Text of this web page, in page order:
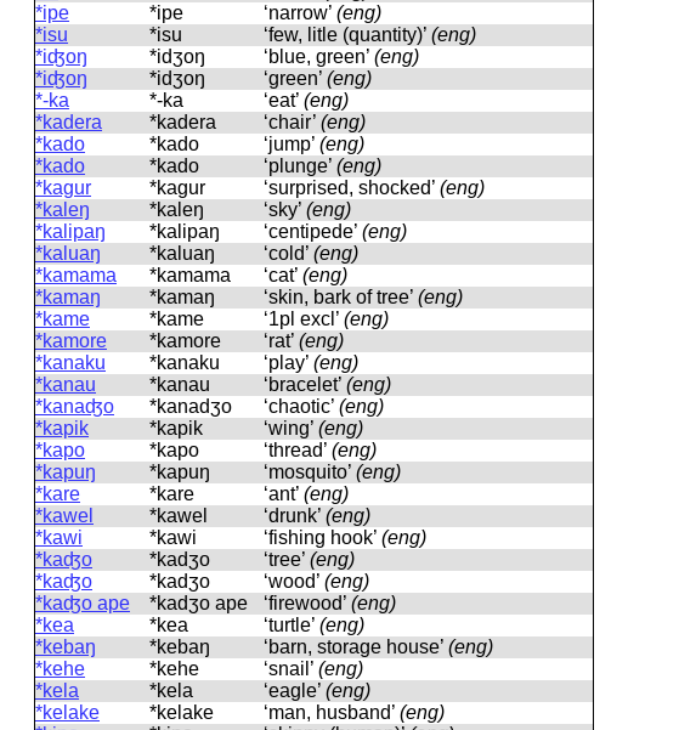
*ipe
*ipe ‘narrow’ (eng)
*isu
*isu ‘few, litle (quantity)’ (eng)
*iʤoŋ
*idʒoŋ ‘blue, green’ (eng)
*iʤoŋ
*idʒoŋ ‘green’ (eng)
*-ka
*-ka ‘eat’ (eng)
*kadera
*kadera ‘chair’ (eng)
*kado
*kado ‘jump’ (eng)
*kado
*kado ‘plunge’ (eng)
*kaɡur
*kaɡur ‘surprised, shocked’ (eng)
*kaleŋ
*kaleŋ ‘sky’ (eng)
*kalipaŋ
*kalipaŋ ‘centipede’ (eng)
*kaluaŋ
*kaluaŋ ‘cold’ (eng)
*kamama
*kamama ‘cat’ (eng)
*kamaŋ
*kamaŋ ‘skin, bark of tree’ (eng)
*kame
*kame ‘1pl excl’ (eng)
*kamore
*kamore ‘rat’ (eng)
*kanaku
*kanaku ‘play’ (eng)
*kanau
*kanau ‘bracelet’ (eng)
*kanaʤo
*kanadʒo ‘chaotic’ (eng)
*kapik
*kapik ‘wing’ (eng)
*kapo
*kapo ‘thread’ (eng)
*kapuŋ
*kapuŋ ‘mosquito’ (eng)
*kare
*kare ‘ant’ (eng)
*kawel
*kawel ‘drunk’ (eng)
*kawi
*kawi ‘fishing hook’ (eng)
*kaʤo
*kadʒo ‘tree’ (eng)
*kaʤo
*kadʒo ‘wood’ (eng)
*kaʤo ape
*kadʒo ape ‘firewood’ (eng)
*kea
*kea ‘turtle’ (eng)
*kebaŋ
*kebaŋ ‘barn, storage house’ (eng)
*kehe
*kehe ‘snail’ (eng)
*kela
*kela ‘eagle’ (eng)
*kelake
*kelake ‘man, husband’ (eng)